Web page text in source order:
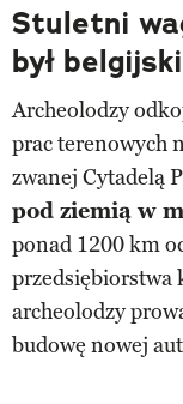
Stuletni
był belgijski
Archeolodzy
prac terenowych
zwanej Cytadelą
pod ziemią w
ponad 1200 km
przedsiębiorstwa
archeolodzy
budowę nowej